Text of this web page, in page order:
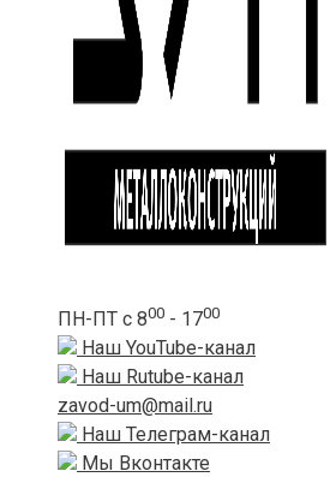
ПН-ПТ с 800 - 1700
Наш YouTube-канал
Наш Rutube-канал
zavod-um@mail.ru
Наш Телеграм-канал
Мы Вконтакте